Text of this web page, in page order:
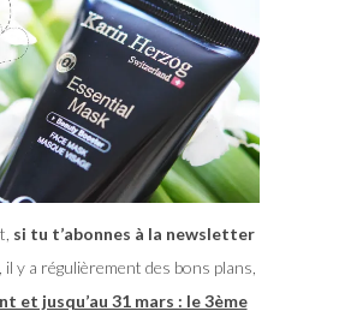
si tu t’abonnes à la newsletter
, il y a régulièrement des bons plans,
et jusqu’au 31 mars : le 3ème